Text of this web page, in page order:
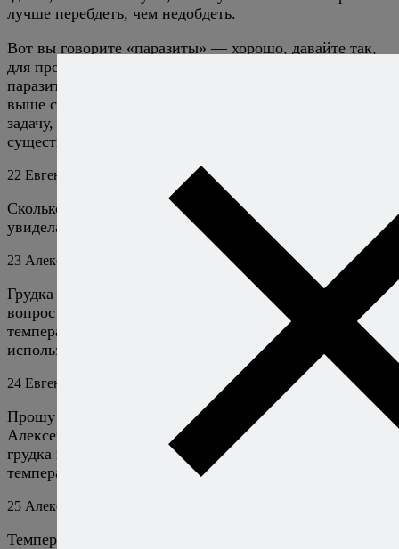
лучше перебдеть, чем недобдеть.
Вот вы говорите «паразиты» — хорошо, давайте так,
для проверки, назовите мне название хотя бы одного
паразита, который гибнет «только при температуре
выше ста градусов и то не сразу». Чтобы облегчить
задачу, дам подсказку: на планете Земля таких живых
существ нет, так что ищите инопланетных паразитов.
22 Евгения Ответить
Сколько по времени готовиться грудка? На видео не
увидела..
23 Алексей Онегин Ответить
Грудка готовится (без мягкого знака, проверочный
вопрос «что делает») до достижения внутренней
температуры, указанной на видео, для ее измерения
используйте термометр, а не часы.
24 Евгения
Прошу прощения за ошибку..
Алексей, т.е. как только температура достигнет 65 гр.
грудка готова? Измеряется вода или нужно измерить
температуру самого филе?
25 Алексей Онегин
Температуру в центре филе. Но лично я бы подержал